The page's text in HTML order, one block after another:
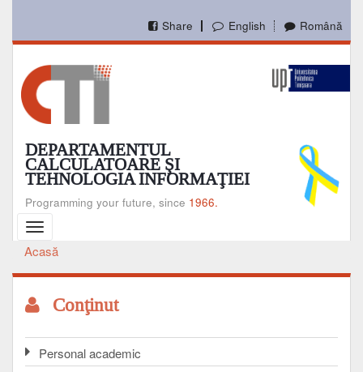
conţinutul
English Română
Share
DEPARTAMENTUL
CALCULATOARE ŞI
TEHNOLOGIA INFORMAŢIEI
Programming your future, since 1966.
Toggle
navigation
Breadcrumb
Acasă
Conţinut
Personal academic